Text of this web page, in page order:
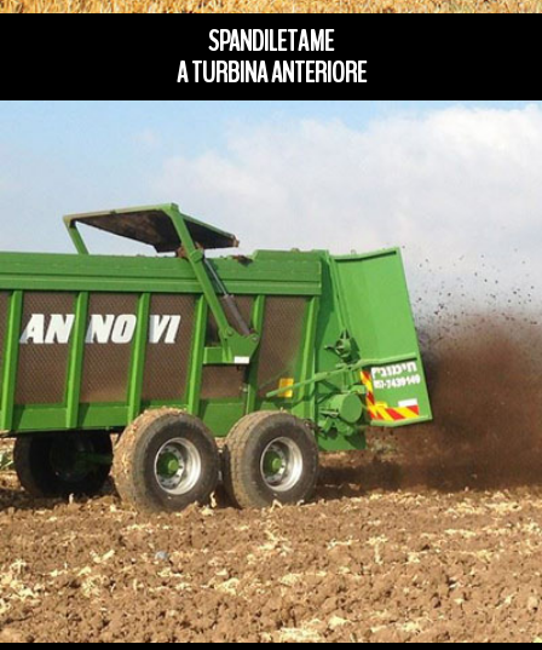
SPANDILETAME
A TURBINA ANTERIORE